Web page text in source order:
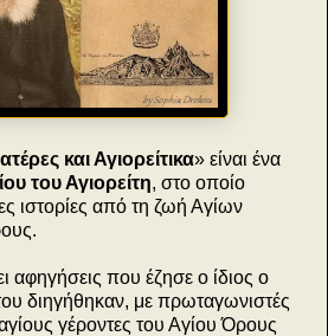
και Αγιορείτικα» είναι ένα
του Αγιορείτη, στο οποίο
ιστορίες από τη ζωή Αγίων
αφηγήσεις που έζησε ο ίδιος ο
διηγήθηκαν, με πρωταγωνιστές
γέροντες του Αγίου Όρους